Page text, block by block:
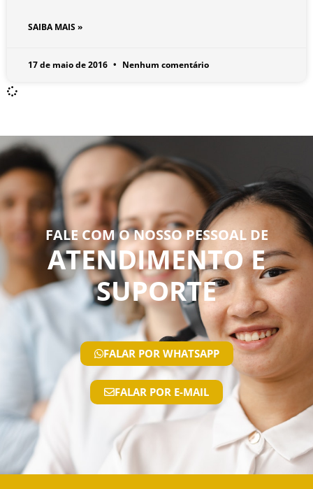
SAIBA MAIS »
17 de maio de 2016 Nenhum comentário
FALE COM O NOSSO PESSOAL DE
ATENDIMENTO E
SUPORTE
FALAR POR WHATSAPP
FALAR POR E-MAIL